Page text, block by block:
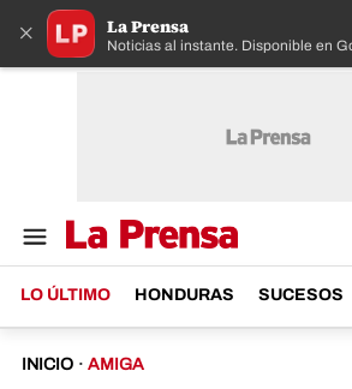
× La Prensa
Noticias al instante. Disponible en
LO ÚLTIMO HONDURAS SUCESOS
INICIO · AMIGA